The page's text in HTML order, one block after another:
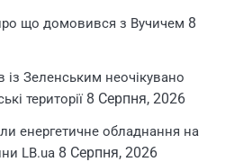
що домовився з Вучичем 8
із Зеленським неочікувано
території 8 Серпня, 2026
енергетичне обладнання на
LB.ua 8 Серпня, 2026